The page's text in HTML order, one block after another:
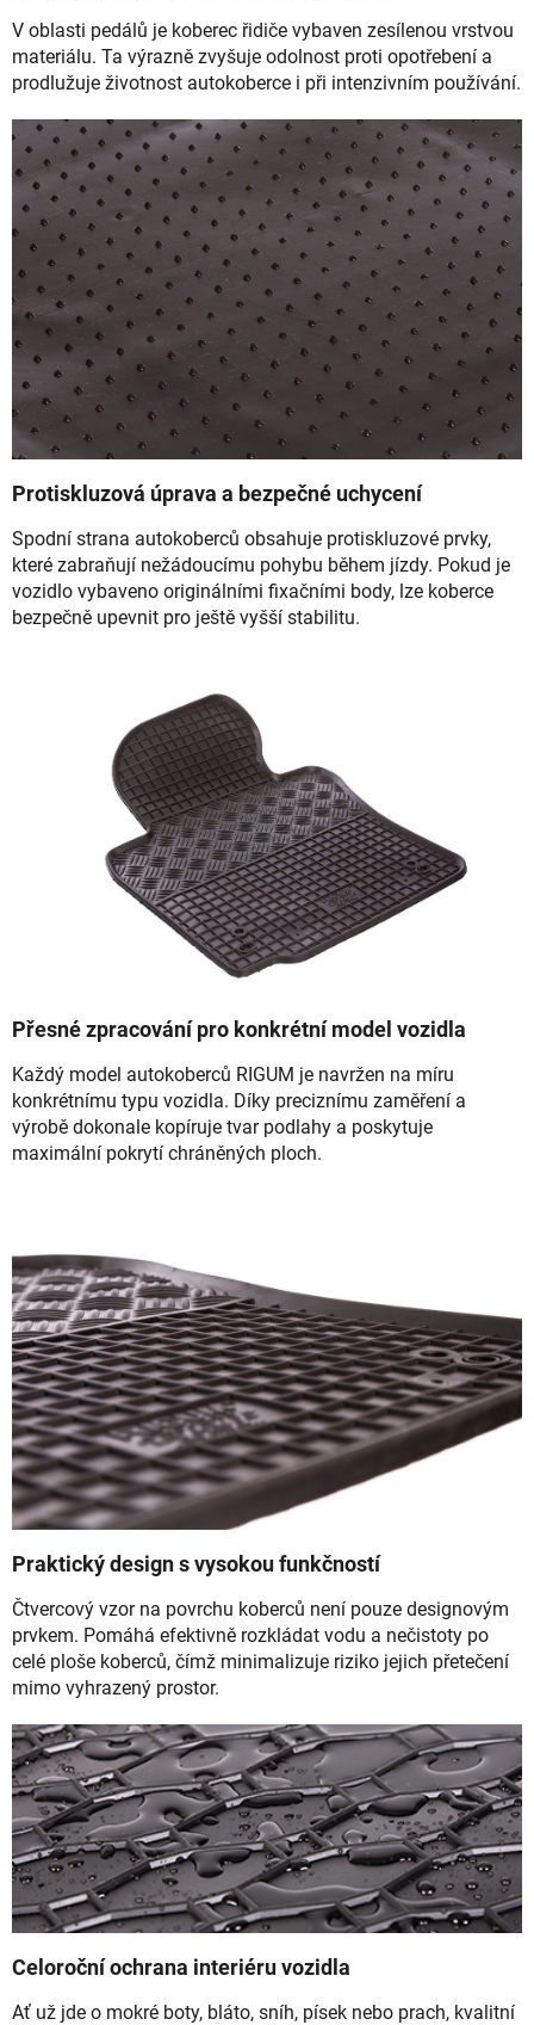
V oblasti pedálů je koberec řidiče vybaven zesílenou vrstvou
materiálu. Ta výrazně zvyšuje odolnost proti opotřebení a
prodlužuje životnost autokoberce i při intenzivním používání.
Protiskluzová úprava a bezpečné uchycení
Spodní strana autokoberců obsahuje protiskluzové prvky,
které zabraňují nežádoucímu pohybu během jízdy. Pokud je
vozidlo vybaveno originálními fixačními body, lze koberce
bezpečně upevnit pro ještě vyšší stabilitu.
Přesné zpracování pro konkrétní model vozidla
Každý model autokoberců RIGUM je navržen na míru
konkrétnímu typu vozidla. Díky preciznímu zaměření a
výrobě dokonale kopíruje tvar podlahy a poskytuje
maximální pokrytí chráněných ploch.
Praktický design s vysokou funkčností
Čtvercový vzor na povrchu koberců není pouze designovým
prvkem. Pomáhá efektivně rozkládat vodu a nečistoty po
celé ploše koberců, čímž minimalizuje riziko jejich přetečení
mimo vyhrazený prostor.
Celoroční ochrana interiéru vozidla
Ať už jde o mokré boty, bláto, sníh, písek nebo prach, kvalitní